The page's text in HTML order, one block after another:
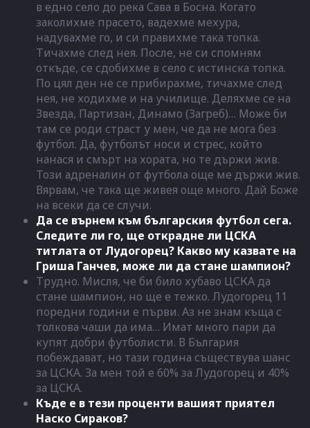
в едно село до река Сава в Босна. Когато
заколихме прасето, вадехме мехура,
надувахме го, и си правихме така топка.
Тичахме след нея. После, не си спомням
откъде, се сдобихме в село с истинска топка.
По цял ден не се прибирахме, тичахме след
нея, не ходихме и на училище. Деляхме се на
Звезда, Партизан, Динамо (Загреб)… Може би
там се роди страст у мен, че да не мога без
футбол. Да, футболът носи и стрес, който
нанася и смърт на хората, но те държи жив.
Този адреналин от футбола още ме държи жив.
Вярвам, че така ще живея още много. Дай Боже
на всеки да се случи.
Да се върнем към българския футбол сега.
Следите ли го, ще открадне ли ЦСКА
титлата от Лудогорец? Какво му казвате на
Гриша Ганчев, може ли да стане шампион?
Трудно. Мисля, че би било хубаво ЦСКА да
стане шампион, но ще е тежко. Лудогорец 11
поредни години е първи. Аз не знам къща с
толкова чаши да има… Имат много пари да
купят добри футболисти. В България
побеждават, но тази година съществува шанс
за ЦСКА. За мен той е 60% за Лудогорец и 40%
за ЦСКА.
Къде е в тези проценти вашият приятел
Наско Сираков?